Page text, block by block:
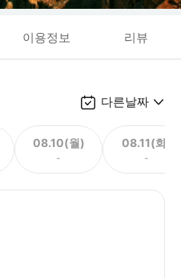
이용정보 리뷰
다른날짜
08.10(월)
-
08.11(화)
-